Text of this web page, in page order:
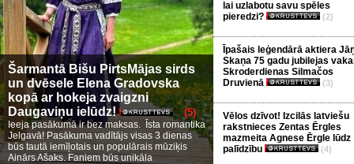
Šarmantā Bišu PirtsMājas sirds
un dvēsele Elena Gradovska
kopā ar hokeja zvaigzni
Daugaviņu ielūdz!
(5)
Ieeja pasākumā ir bez maksas. Īsta romantika
Jelgavā! Pasākuma vadītājs visas 3 dienas
būs tautā iemīļotais un populārais mūziķis
Ainārs Ašaks. Faniem būs unikāla
lai uzlabotu savu spēles
pieredzi?
(2)
Īpašais leģendārā aktiera
Skaņa 75 gadu jubilejas
Skroderdienas Silmačos
Druvienā
(3)
Vēlos dzīvot! Izcilās latviešu
rakstnieces Zentas Ērgles
mazmeita Agnese Ērgle lūdz
palīdzību
(4)